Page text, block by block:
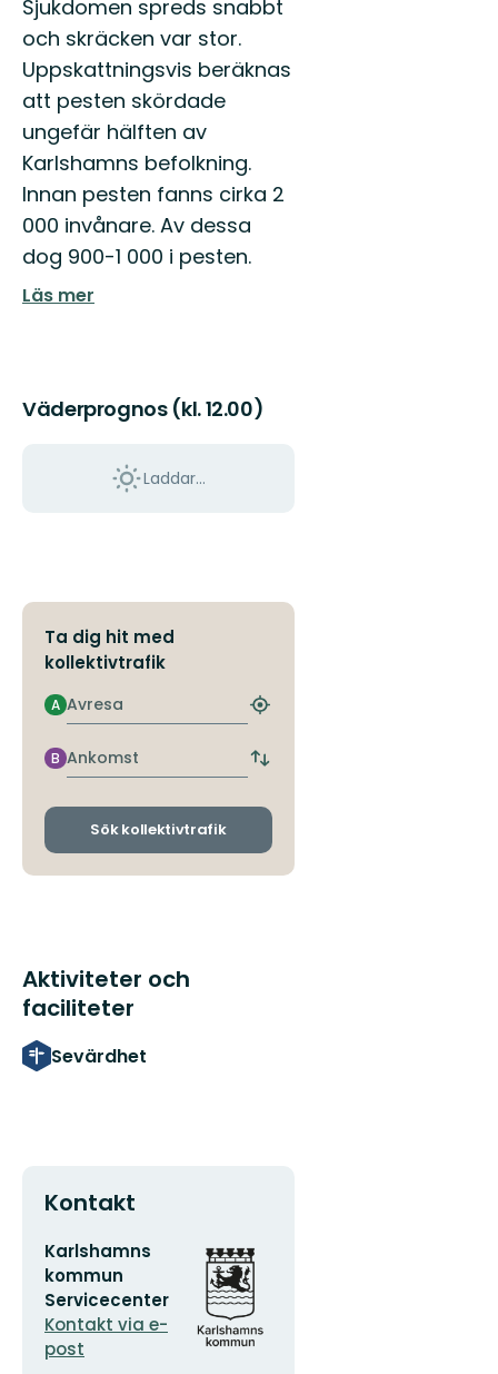
Sjukdomen spreds snabbt
och skräcken var stor.
Uppskattningsvis beräknas
att pesten skördade
ungefär hälften av
Karlshamns befolkning.
Innan pesten fanns cirka 2
000 invånare. Av dessa
dog 900-1 000 i pesten.
Läs mer
Väderprognos (kl. 12.00)
Laddar...
Ta dig hit med
kollektivtrafik
Avresa
A
Hitta
hållplats
Ankomst
B
Byt
och
Sök kollektivtrafik
Aktiviteter och
faciliteter
Sevärdhet
Kontakt
E-
postadress
Karlshamns
kommun
Servicecenter
Kontakt via e-
post
Organisationens
logotyp